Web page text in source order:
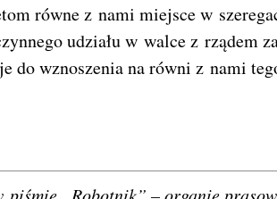
równe z nami miejsce w
udziału w walce z rządem
do wznoszenia na równi z nami
piśmie „Robotnik” – organie